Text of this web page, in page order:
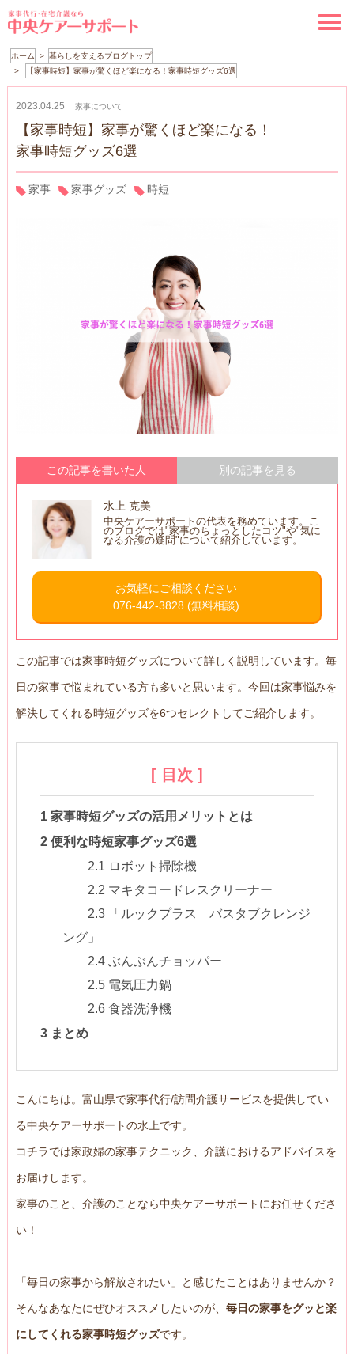
ホーム
暮らしを支えるブログトップ
【家事時短】家事が驚くほど楽になる！家事時短グッズ6選
2023.04.25 家事について
【家事時短】家事が驚くほど楽になる！
家事時短グッズ6選
家事 家事グッズ 時短
この記事を書いた人 別の記事を見る
水上 克美
中央ケアーサポートの代表を務めています。こ
のブログでは"家事のちょっとしたコツ"や"気に
なる介護の疑問"について紹介しています。
お気軽にご相談ください
076-442-3828 (無料相談)
この記事では家事時短グッズについて詳しく説明しています。毎
日の家事で悩まれている方も多いと思います。今回は家事悩みを
解決してくれる時短グッズを6つセレクトしてご紹介します。
[ 目次 ]
1家事時短グッズの活用メリットとは
2便利な時短家事グッズ6選
2.1 ロボット掃除機
2.2 マキタコードレスクリーナー
2.3「ルックプラス バスタブクレンジ
ング」
2.4ぶんぶんチョッパー
2.5電気圧力鍋
2.6食器洗浄機
3まとめ
こんにちは。富山県で家事代行/訪問介護サービスを提供してい
る中央ケアーサポートの水上です。
コチラでは家政婦の家事テクニック、介護におけるアドバイスを
お届けします。
家事のこと、介護のことなら中央ケアーサポートにお任せくださ
い！
「毎日の家事から解放されたい」と感じたことはありませんか？
そんなあなたにぜひオススメしたいのが、 毎日の家事をグッと楽
にしてくれる家事時短グッズです。